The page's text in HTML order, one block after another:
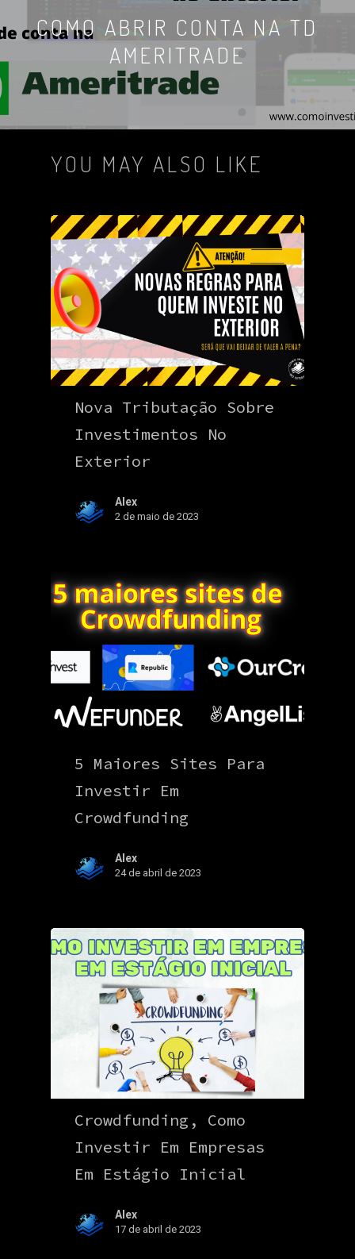
COMO ABRIR CONTA NA TD
AMERITRADE
YOU MAY ALSO LIKE
Nova Tributação Sobre
Investimentos No
Exterior
Alex
2 de maio de 2023
5 Maiores Sites Para
Investir Em
Crowdfunding
Alex
24 de abril de 2023
Crowdfunding, Como
Investir Em Empresas
Em Estágio Inicial
Alex
17 de abril de 2023